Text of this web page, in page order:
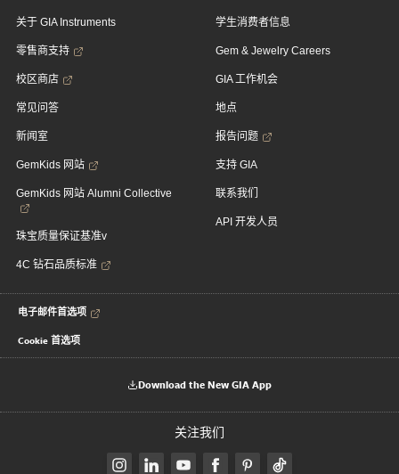
关于 GIA Instruments
零售商支持
校区商店
常见问答
新闻室
GemKids 网站
GemKids 网站 Alumni Collective
珠宝质量保证基准v
4C 钻石品质标准
学生消费者信息
Gem & Jewelry Careers
GIA 工作机会
地点
报告问题
支持 GIA
联系我们
API 开发人员
电子邮件首选项
Cookie 首选项
Download the New GIA App
关注我们